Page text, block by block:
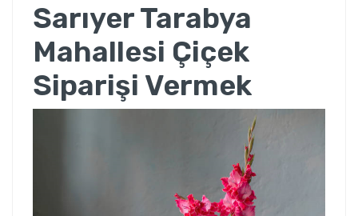
Sarıyer Tarabya
Mahallesi Çiçek
Siparişi Vermek